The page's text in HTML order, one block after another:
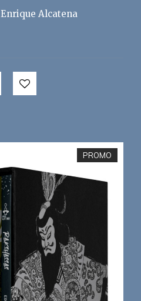
Enrique Alcatena
PROMO